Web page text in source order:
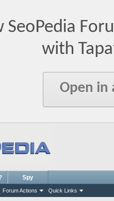
SeoPedia
with
Open in
Forum Actions Quick Links
Spy